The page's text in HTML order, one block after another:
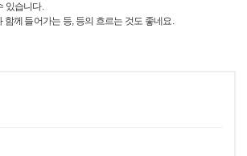
있습니다.
께 들어가는 등, 등의 흐르는 것도 좋네요.